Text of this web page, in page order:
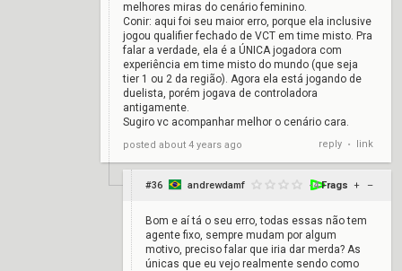
melhores miras do cenário feminino.
Conir: aqui foi seu maior erro, porque ela inclusive
jogou qualifier fechado de VCT em time misto. Pra
falar a verdade, ela é a ÚNICA jogadora com
experiência em time misto do mundo (que seja
tier 1 ou 2 da região). Agora ela está jogando de
duelista, porém jogava de controladora
antigamente.
Sugiro vc acompanhar melhor o cenário cara.
posted about 4 years ago reply • link
#36 andrewdamf -4 Frags + –
Bom e aí tá o seu erro, todas essas não tem
agente fixo, sempre mudam por algum
motivo, preciso falar que iria dar merda? As
únicas que eu vejo realmente sendo como